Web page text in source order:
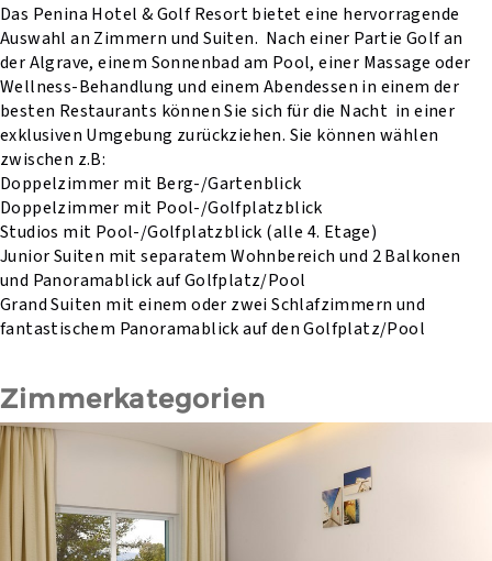
Das Penina Hotel & Golf Resort bietet eine hervorragende
Auswahl an Zimmern und Suiten. Nach einer Partie Golf an
der Algrave, einem Sonnenbad am Pool, einer Massage oder
Wellness-Behandlung und einem Abendessen in einem der
besten Restaurants können Sie sich für die Nacht in einer
exklusiven Umgebung zurückziehen. Sie können wählen
zwischen z.B:
Doppelzimmer mit Berg-/Gartenblick
Doppelzimmer mit Pool-/Golfplatzblick
Studios mit Pool-/Golfplatzblick (alle 4. Etage)
Junior Suiten mit separatem Wohnbereich und 2 Balkonen
und Panoramablick auf Golfplatz/Pool
Grand Suiten mit einem oder zwei Schlafzimmern und
fantastischem Panoramablick auf den Golfplatz/Pool
Zimmerkategorien